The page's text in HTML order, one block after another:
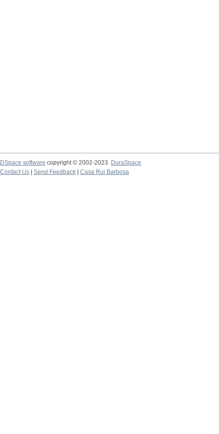
DSpace software copyright © 2002-2023
DuraSpace
Contact Us
Send Feedback Casa Rui Barbosa